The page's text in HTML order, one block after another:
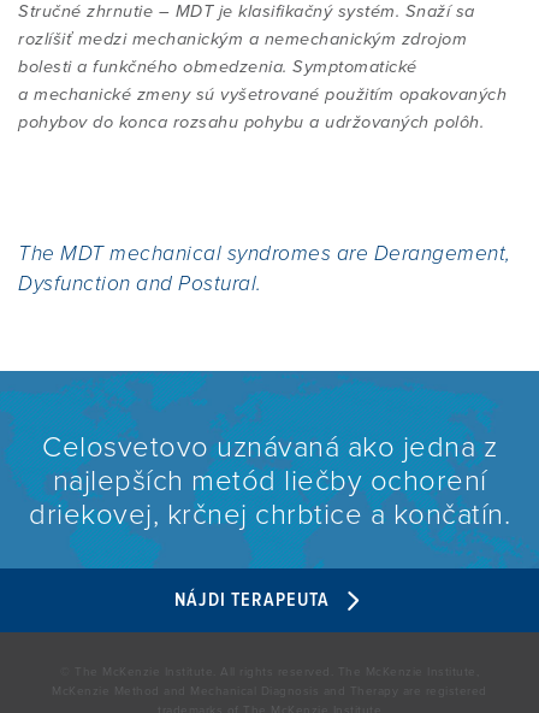
Stručné zhrnutie – MDT je klasifikačný systém. Snaží sa
rozlíšiť medzi mechanickým a nemechanickým zdrojom
bolesti a funkčného obmedzenia. Symptomatické
a mechanické zmeny sú vyšetrované použitím opakovaných
pohybov do konca rozsahu pohybu a udržovaných polôh.
The MDT mechanical syndromes are Derangement,
Dysfunction and Postural.
Celosvetovo uznávaná ako jedna z
najlepších metód liečby ochorení
driekovej, krčnej chrbtice a končatín.
NÁJDI TERAPEUTA
© The McKenzie Institute. All rights reserved. The McKenzie Institute,
McKenzie Method and Mechanical Diagnosis and Therapy are registered